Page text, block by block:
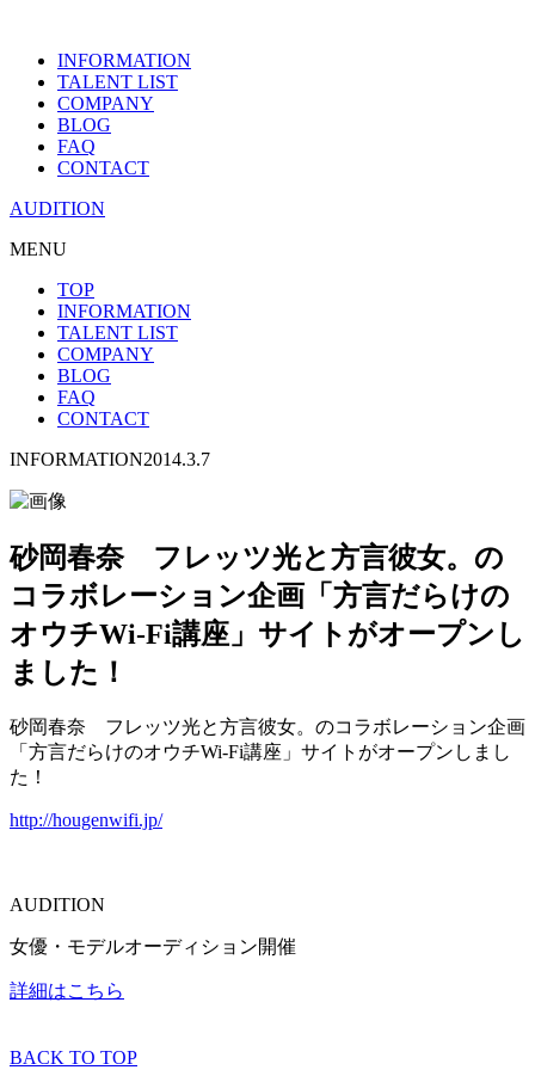
INFORMATION
TALENT LIST
COMPANY
BLOG
FAQ
CONTACT
AUDITION
MENU
TOP
INFORMATION
TALENT LIST
COMPANY
BLOG
FAQ
CONTACT
INFORMATION2014.3.7
砂岡春奈 フレッツ光と方言彼女。の
コラボレーション企画「方言だらけの
オウチWi-Fi講座」サイトがオープンし
ました！
砂岡春奈 フレッツ光と方言彼女。のコラボレーション企画
「方言だらけのオウチWi-Fi講座」サイトがオープンしまし
た！
http://hougenwifi.jp/
AUDITION
女優・モデルオーディション開催
詳細はこちら
BACK TO TOP